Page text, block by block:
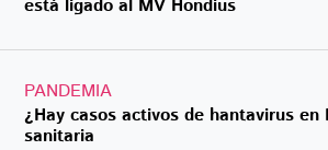
está ligado al MV Hondius
PANDEMIA
¿Hay casos activos de hantavirus en
sanitaria